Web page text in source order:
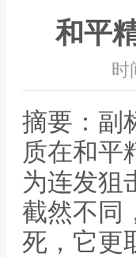
和平
时
摘要：副
质在和平
为连发狙
截然不同
死，它更